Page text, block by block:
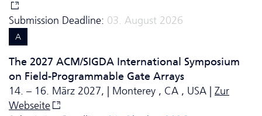
Submission Deadline: 03. August 2026
A
The 2027 ACM/SIGDA International Symposium
on Field-Programmable Gate Arrays
14. – 16. März 2027, | Monterey , CA , USA | Zur
Webseite